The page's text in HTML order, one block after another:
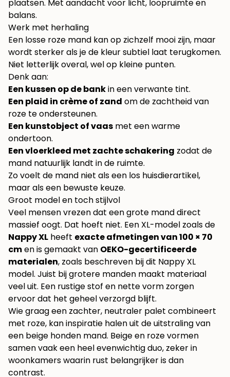
plaatsen. Met aandacht voor licht, loopruimte en
balans.
Werk met herhaling
Een losse roze mand kan op zichzelf mooi zijn, maar
wordt sterker als je de kleur subtiel laat terugkomen.
Niet letterlijk overal, wel op kleine punten.
Denk aan:
Een kussen op de bankin een verwante tint.
Een plaid in crème of zand om de zachtheid van
roze te ondersteunen.
Een kunstobject of vaas met een warme
ondertoon.
Een vloerkleed met zachte schakering zodat de
mand natuurlijk landt in de ruimte.
Zo voelt de mand niet als een los huisdierartikel,
maar als een bewuste keuze.
Groot model en toch stijlvol
Veel mensen vrezen dat een grote mand direct
massief oogt. Dat hoeft niet. Een XL-model zoals de
Nappy XL heeft exacte afmetingen van 100 × 70
cmen is gemaakt van OEKO-gecertificeerde
materialen, zoals beschreven bij dit Nappy XL
model. Juist bij grotere manden maakt materiaal
veel uit. Een rustige stof en nette vorm zorgen
ervoor dat het geheel verzorgd blijft.
Wie graag een zachter, neutraler palet combineert
met roze, kan inspiratie halen uit de uitstraling van
een beige honden mand. Beige en roze vormen
samen vaak een heel evenwichtig duo, zeker in
woonkamers waarin rust belangrijker is dan
contrast.